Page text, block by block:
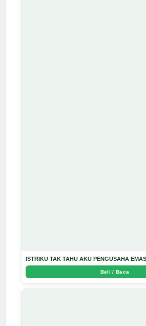
ISTRIKU TAK TAHU AKU PENGUSAHA
Beli / Baca